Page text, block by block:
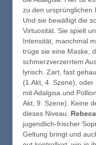
zu den ursprünglichen
Und sie bewältigt die
Virtuosität. Sie spielt
Intensität, manchmal
trüge sie eine Maske,
schmerzverzerrtem
lyrisch. Zart, fast
(1.Akt, 4. Szene),
mit Adalgisa und
Akt, 9. Szene). Keine
dieses Niveau.
jugendlich-frischer
Geltung bringt und